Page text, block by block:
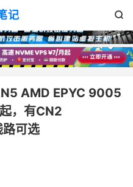
记 
AMD EPYC 9005
，有CN2
可选